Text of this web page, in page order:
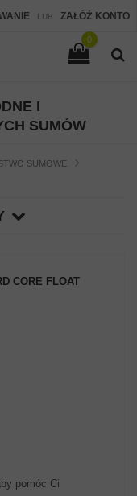
LUB ZAŁÓŻ KONTO
0
I
SUMÓW
SUMOWE
CORE FLOAT
pomóc Ci